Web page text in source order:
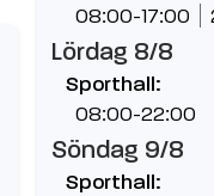
08:00-17:00
Lördag 8/8
Sporthall:
08:00-22:00
Söndag 9/8
Sporthall: